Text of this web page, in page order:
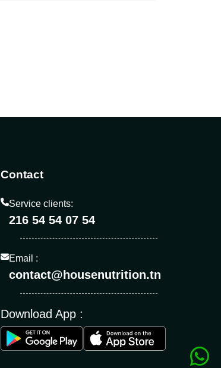
Contact
Service clients:
216 54 54 07 54
Email :
contact@housenutrition.tn
Download App :